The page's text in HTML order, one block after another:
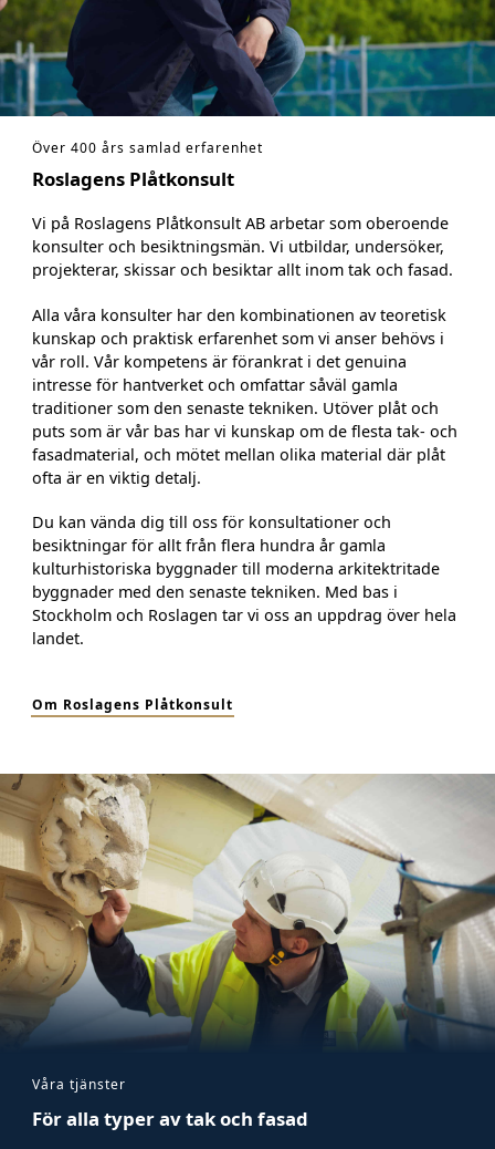
Över 400 års samlad erfarenhet
Roslagens Plåtkonsult
Vi på Roslagens Plåtkonsult AB arbetar som oberoende
konsulter och besiktningsmän. Vi utbildar, undersöker,
projekterar, skissar och besiktar allt inom tak och fasad.
Alla våra konsulter har den kombinationen av teoretisk
kunskap och praktisk erfarenhet som vi anser behövs i
vår roll. Vår kompetens är förankrat i det genuina
intresse för hantverket och omfattar såväl gamla
traditioner som den senaste tekniken. Utöver plåt och
puts som är vår bas har vi kunskap om de flesta tak- och
fasadmaterial, och mötet mellan olika material där plåt
ofta är en viktig detalj.
Du kan vända dig till oss för konsultationer och
besiktningar för allt från flera hundra år gamla
kulturhistoriska byggnader till moderna arkitektritade
byggnader med den senaste tekniken. Med bas i
Stockholm och Roslagen tar vi oss an uppdrag över hela
landet.
Om Roslagens Plåtkonsult
Våra tjänster
För alla typer av tak och fasad